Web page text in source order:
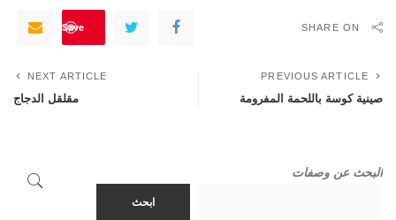
SHARE ON
Save
PREVIOUS ARTICLE
صينية كوسة باللحمة المفرومة
NEXT ARTICLE
مقلقل الدجاج
البحث عن وصفات
ابحث